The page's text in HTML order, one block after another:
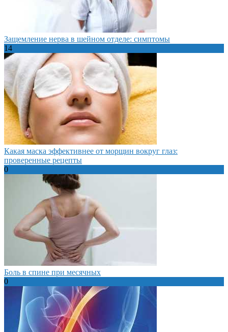
Защемление нерва в шейном отделе: симптомы
14
Какая маска эффективнее от морщин вокруг глаз:
проверенные рецепты
0
Боль в спине при месячных
0